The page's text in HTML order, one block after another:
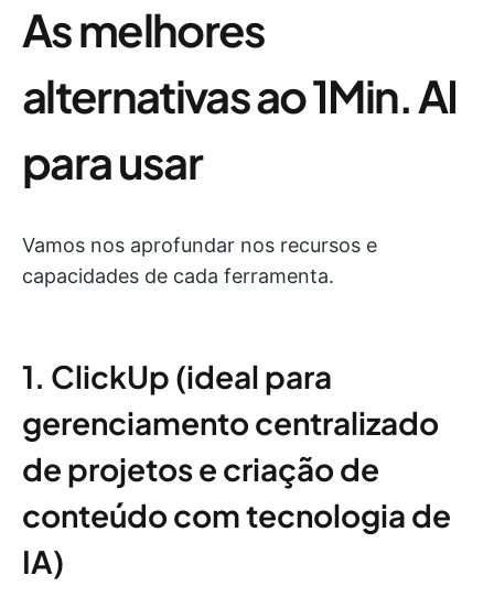
As melhores
alternativas ao 1Min. AI
para usar
Vamos nos aprofundar nos recursos e
capacidades de cada ferramenta.
1. ClickUp (ideal para
gerenciamento centralizado
de projetos e criação de
conteúdo com tecnologia de
IA)